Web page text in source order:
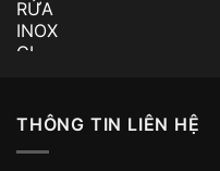
THÔNG TIN LIÊN HỆ